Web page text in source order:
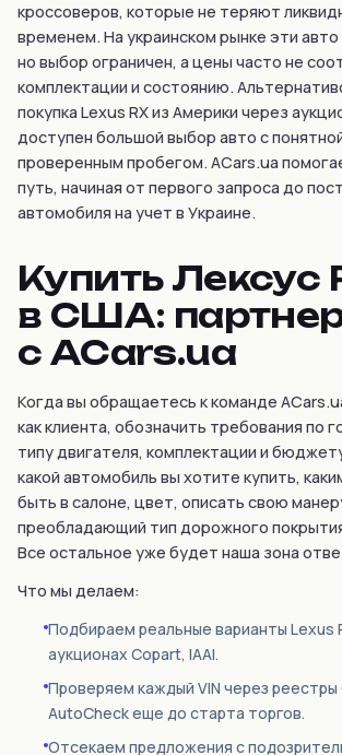
кроссоверов, которые не теряют
временем. На украинском рынке эти
но выбор ограничен, а цены часто не
комплектации и состоянию.
покупка Lexus RX из Америки через
доступен большой выбор авто с
проверенным пробегом. ACars.ua
путь, начиная от первого запроса до
автомобиля на учет в Украине.
Купить Лексус
в США:
с ACars.ua
Когда вы обращаетесь к команде
как клиента, обозначить требования по
типу двигателя, комплектации и
какой автомобиль вы хотите купить,
быть в салоне, цвет, описать свою
преобладающий тип дорожного
Все остальное уже будет наша зона
Что мы делаем:
Подбираем реальные варианты Lexus
аукционах Copart, IAAI.
Проверяем каждый VIN через реестры
AutoCheck еще до старта торгов.
Отсекаем предложения с